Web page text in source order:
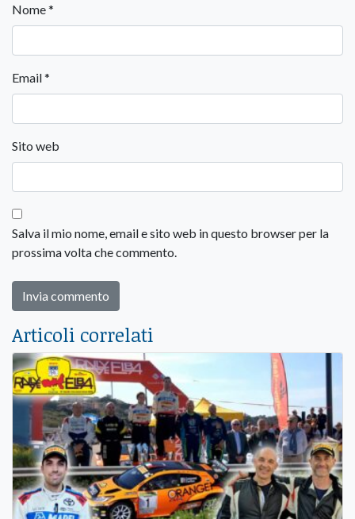
Nome*
Email*
Sito web
Salva il mio nome, email e sito web in questo browser per la
prossima volta che commento.
Articoli correlati